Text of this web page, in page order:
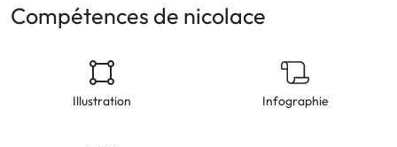
Compétences de nicolace
Illustration Infographie